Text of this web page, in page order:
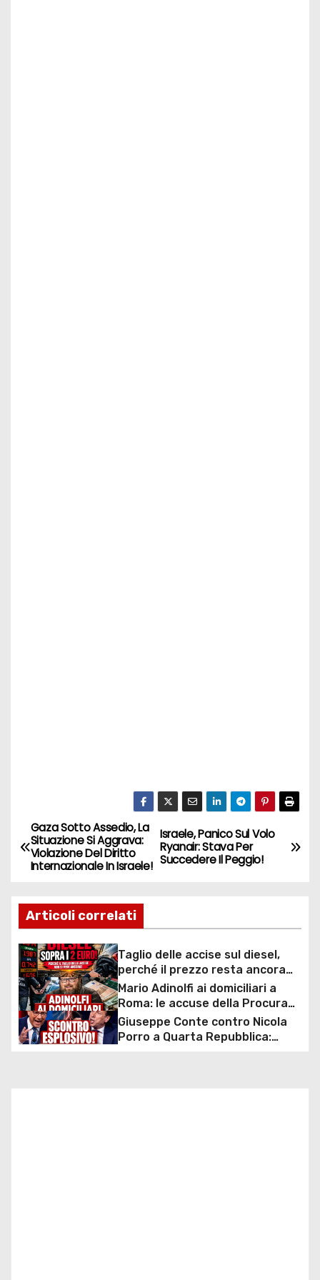
N
a
i
g
a
z
i
Israele, Panico Sul Volo
Ryanair: Stava Per
Succedere Il Peggio!
Gaza Sotto Assedio, La
Situazione Si Aggrava:
Violazione Del Diritto
Internazionale In Israele!
Articoli correlati
Taglio delle accise sul diesel,
perché il prezzo resta ancora
sopra i 2 euro nonostante lo
sconto deciso dal Governo
Mario Adinolfi ai domiciliari a
Roma: le accuse della Procura
sulla presunta truffa milionaria
e l’inchiesta sulla “scommessa
collettiva”
Giuseppe Conte contro Nicola
Porro a Quarta Repubblica: